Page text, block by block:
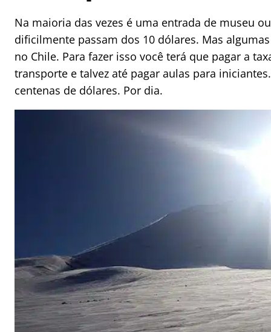
Na maioria das vezes é uma entrada de museu
dificilmente passam dos 10 dólares. Mas
no Chile. Para fazer isso você terá que pagar a
transporte e talvez até pagar aulas para
centenas de dólares. Por dia.